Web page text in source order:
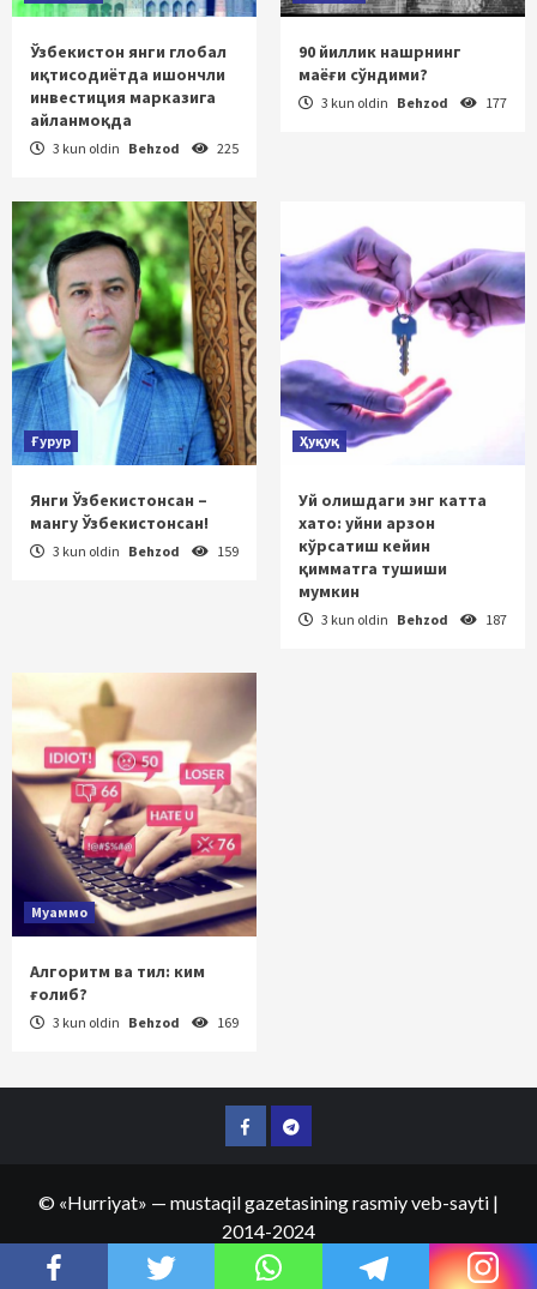
Ўзбекистон янги глобал
иқтисодиётда ишончли
инвестиция марказига
айланмоқда
3 kun oldin Behzod 225
90 йиллик нашрнинг
маёғи сўндими?
3 kun oldin Behzod 177
Ғурур
Янги Ўзбекистонсан –
мангу Ўзбекистонсан!
3 kun oldin Behzod 159
Ҳуқуқ
Уй олишдаги энг катта
хато: уйни арзон
кўрсатиш кейин
қимматга тушиши
мумкин
3 kun oldin Behzod 187
Муаммо
Алгоритм ва тил: ким
ғолиб?
3 kun oldin Behzod 169
FacebookTelegram
© «Hurriyat» — mustaqil gazetasining rasmiy veb-sayti |
2014-2024